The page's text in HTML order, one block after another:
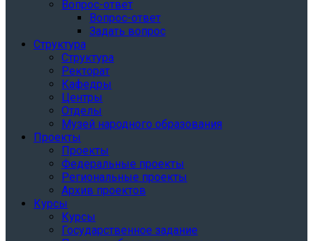
Вопрос-ответ
Вопрос-ответ
Задать вопрос
Структура
Структура
Ректорат
Кафедры
Центры
Отделы
Музей народного образования
Проекты
Проекты
Федеральные проекты
Региональные проекты
Архив проектов
Курсы
Курсы
Государственное задание